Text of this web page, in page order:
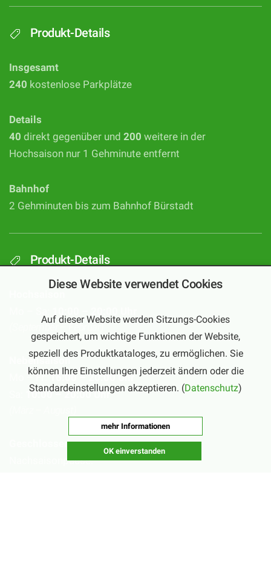
Produkt-Details
Insgesamt
240 kostenlose Parkplätze
Details
40 direkt gegenüber und 200 weitere in der
Hochsaison nur 1 Gehminute entfernt
Bahnhof
2 Gehminuten bis zum Bahnhof Bürstadt
Produkt-Details
Nebensaison
Mo – Fr:16:00 – 20:00 Uhr
10:00 – 20:00 Uhr
Geschlossen
Nachsaisonpause:
Diese Website verwendet Cookies
Auf dieser Website werden Sitzungs-Cookies
gespeichert, um wichtige Funktionen der Website,
speziell des Produktkataloges, zu ermöglichen. Sie
können Ihre Einstellungen jederzeit ändern oder die
Standardeinstellungen akzeptieren. (Datenschutz)
mehr Informationen
OK einverstanden